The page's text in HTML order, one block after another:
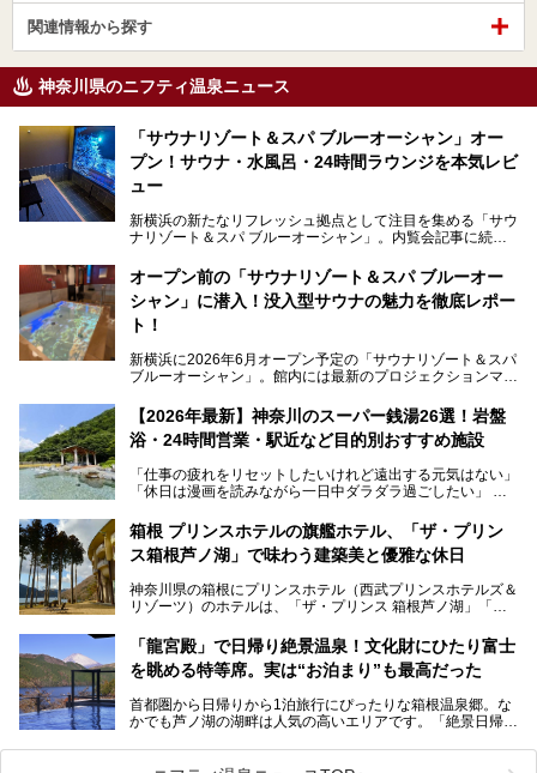
関連情報から探す
神奈川県のニフティ温泉ニュース
「サウナリゾート＆スパ ブルーオーシャン」オー
プン！サウナ・水風呂・24時間ラウンジを本気レビ
ュー
新横浜の新たなリフレッシュ拠点として注目を集める「サウ
ナリゾート＆スパ ブルーオーシャン」。内覧会記事に続
す。サウナや水風呂の気持ちよさはもちろん、リラックスス
ペースの過ごしやすさまで徹底チェック。新横浜エリアで日
常の疲れをリセットしたい人、ライブやスポーツ観戦遠征組
は必見です。
オープン前の「サウナリゾート＆スパ ブルーオー
シャン」に潜入！没入型サウナの魅力を徹底レポー
ト！
新横浜に2026年6月オープン予定の「サウナリゾート＆スパ
ブルーオーシャン」。館内には最新のプロジェクションマッ
的な“没入感（イマーシブ）”を体験できます。
今回は、そんな大注目の施設に一足先にお邪魔し、その全貌
を見学させていただきました！
サウナ室の中に咲き誇る桜、魚たちが泳ぐ水風呂、そしてバ
リのビーチを思わせる休憩スペース…。驚きの連続だった館
内の様子をレポートします！
【2026年最新】神奈川のスーパー銭湯26選！岩盤
浴・24時間営業・駅近など目的別おすすめ施設
「仕事の疲れをリセットしたいけれど遠出する元気はない」
「休日は漫画を読みながら一日中ダラダラ過ごしたい」
たい」
そんな「癒やされたい」という願いを叶えてくれるのが、神
神奈川県には、サウナや岩盤浴、一日中遊べるエンタメ施設
など、“非日常”を味わえるスーパー銭湯が数多く揃っていま
う」という人も多いはず。
そこで今回は、神奈川県内の人気施設26選を「安さ」「岩
業」「駅近」など、目的別に厳選して紹介します。
今の気分にぴったりの施設を見つけて、最高のリフレッシュ
箱根 プリンスホテルの旗艦ホテル、「ザ・プリン
ス箱根芦ノ湖」で味わう建築美と優雅な休日
神奈川県の箱根にプリンスホテル（西武プリンスホテルズ＆
リゾーツ）のホテルは、「ザ・プリンス 箱根芦ノ湖」「芦
「箱根仙石原プリンスホテル」と4軒あり、今回ご紹介する
「ザ・プリンス 箱根芦ノ湖」は、その中でもフラッグシッ
プ（旗艦）に位置づけられる特別なホテルです。
昭和の日本を代表する建築家の一人、村野藤吾が芦ノ湖の畔
に建てた桃源郷のようなホテルがここ。自家源泉の温泉や、
「龍宮殿」で日帰り絶景温泉！文化財にひたり富士
を眺める特等席。実は“お泊まり”も最高だった
首都圏から日帰りから1泊旅行にぴったりな箱根温泉郷。な
かでも芦ノ湖の湖畔は人気の高いエリアです。「絶景日帰り
が楽しめるまさに眺望自慢の日帰り温泉。